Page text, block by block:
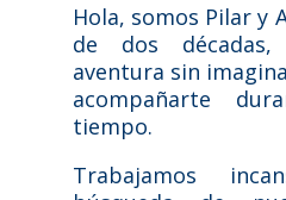
Hola, somos Pilar y
de dos
aventura sin
acompañarte
tiempo.
Trabajamos